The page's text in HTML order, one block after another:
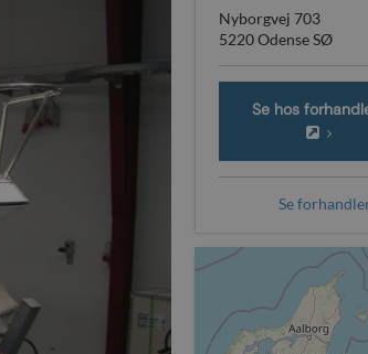
Nyborgvej 703
5220 Odense SØ
Se hos
Se